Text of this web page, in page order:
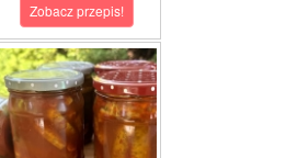
Zobacz przepis!